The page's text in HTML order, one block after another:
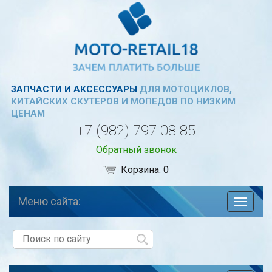
ЗАПЧАСТИ И АКСЕССУАРЫДЛЯ МОТОЦИКЛОВ,
КИТАЙСКИХ СКУТЕРОВ И МОПЕДОВ ПО НИЗКИМ
ЦЕНАМ
+7 (982) 797 08 85
Обратный звонок
Корзина:0
по
Меню сайта: